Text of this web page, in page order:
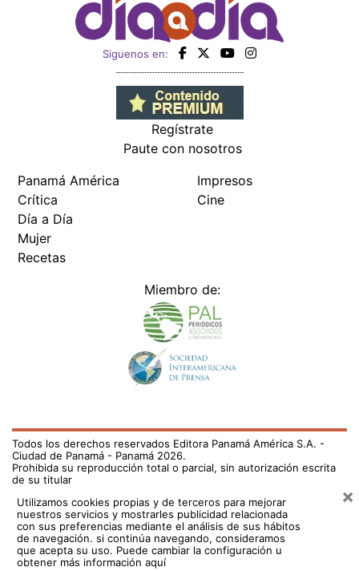
Siguenos en:
Regístrate
Paute con nosotros
Panamá América
Crítica
Día a Día
Mujer
Recetas
Impresos
Cine
Miembro de:
Todos los derechos reservados Editora Panamá América S.A. -
Ciudad de Panamá - Panamá 2026.
Prohibida su reproducción total o parcial, sin autorización escrita
de su titular
Utilizamos cookies propias y de terceros para mejorar
nuestros servicios y mostrarles publicidad relacionada
con sus preferencias mediante el análisis de sus hábitos
de navegación. si continúa navegando, consideramos
que acepta su uso. Puede cambiar la configuración u
obtener más información aquí
×